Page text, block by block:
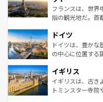
しい。
る。首都マドリー
アートに溢れた街
せる。地方によっ
ンテンツ一覧を参
フランスは、世界
指の観光地だ。首
で、幅広い魅力が
聖堂、美しいビー
から魅了する。ま
いる。シャンパン
香り高いラベンダ
らに、パリ以外の
ドイツ
ドイツは、豊かな
の中心に位置する
顔を持つこの国は
ルリンの文化的活
してライン川沿い
イギリス
イギリスは、古き
トミンスター寺院